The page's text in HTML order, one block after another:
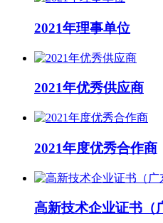
2021年理事单位
2021年优秀供应商
2021年度优秀合作商
高新技术企业证书（